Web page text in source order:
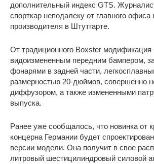
дополнительный индекс GTS.
спорткар неподалеку от главного офиса
производителя в Штутгарте.
От традиционного Boxster модификация
видоизмененным передним бампером,
фонарями в задней части,
размерностью 20-дюймов, совершенно
диффузором, а также измененными
выпуска.
Ранее уже сообщалось, что новинка от
концерна Германии будет
версии модели. Она получит в свое
литровый шестицилиндровый силовой